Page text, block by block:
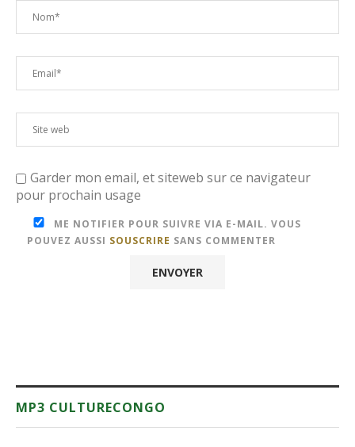
Garder mon email, et siteweb sur ce navigateur
pour prochain usage
ME NOTIFIER POUR SUIVRE VIA E-MAIL. VOUS
POUVEZ AUSSI SOUSCRIRE SANS COMMENTER
MP3 CULTURECONGO